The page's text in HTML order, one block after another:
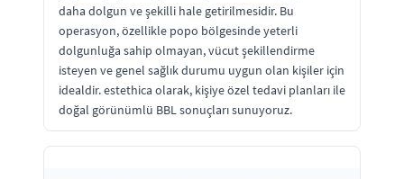
daha dolgun ve şekilli hale getirilmesidir. Bu
operasyon, özellikle popo bölgesinde yeterli
dolgunluğa sahip olmayan, vücut şekillendirme
isteyen ve genel sağlık durumu uygun olan kişiler için
idealdir. estethica olarak, kişiye özel tedavi planları ile
doğal görünümlü BBL sonuçları sunuyoruz.